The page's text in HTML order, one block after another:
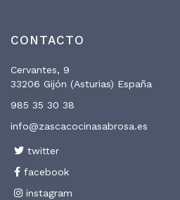
CONTACTO
Cervantes, 9
33206 Gijón (Asturias) España
985 35 30 38
info@zascacocinasabrosa.es
twitter
facebook
instagram